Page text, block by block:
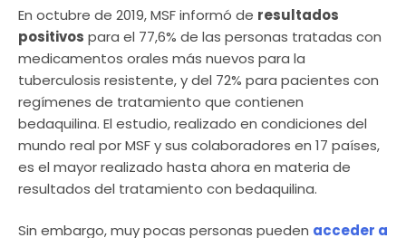
En octubre de 2019, MSF informó de resultados
positivos para el 77,6% de las personas tratadas con
medicamentos orales más nuevos para la
tuberculosis resistente, y del 72% para pacientes con
regímenes de tratamiento que contienen
bedaquilina. El estudio, realizado en condiciones del
mundo real por MSF y sus colaboradores en 17 países,
es el mayor realizado hasta ahora en materia de
resultados del tratamiento con bedaquilina.
Sin embargo, muy pocas personas pueden acceder a